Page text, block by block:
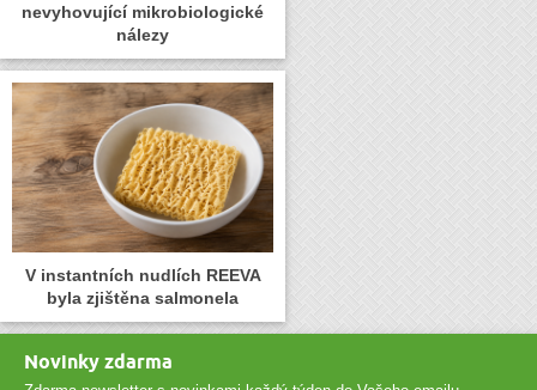
nevyhovující mikrobiologické
nálezy
V instantních nudlích REEVA
byla zjištěna salmonela
Novinky zdarma